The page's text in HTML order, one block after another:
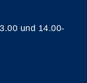
und 14.00-